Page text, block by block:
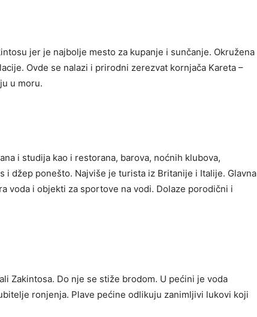
jer je najbolje mesto za kupanje i sunčanje. Okružena
Ovde se nalazi i prirodni zerezvat kornjača Kareta –
u moru.
i studija kao i restorana, barova, noćnih klubova,
i džep ponešto. Najviše je turista iz Britanije i Italije. Glavna
voda i objekti za sportove na vodi. Dolaze porodični i
Zakintosa. Do nje se stiže brodom. U pećini je voda
ronjenja. Plave pećine odlikuju zanimljivi lukovi koji